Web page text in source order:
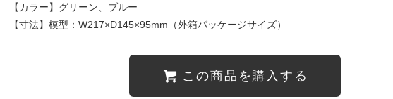
【カラー】グリーン、ブルー
【寸法】模型：W217×D145×95mm（外箱パッケージサイズ）
この商品を購入する